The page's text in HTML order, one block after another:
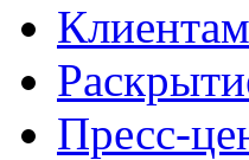
Клиентам
Пресс-